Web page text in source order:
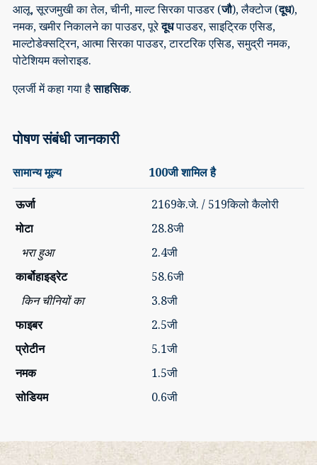
आलू, सूरजमुखी का तेल, चीनी, माल्ट सिरका पाउडर (जौ), लैक्टोज (दूध),
नमक, खमीर निकालने का पाउडर, पूरेदूधपाउडर, साइट्रिक एसिड,
माल्टोडेक्सट्रिन, आत्मा सिरका पाउडर, टारटरिक एसिड, समुद्री नमक,
पोटेशियम क्लोराइड.
एलर्जी में कहा गया हैसाहसिक.
पोषण संबंधी जानकारी
सामान्य मूल्य 100जी शामिल है
ऊर्जा
2169के.जे. / 519किलो कैलोरी
मोटा
28.8जी
भरा हुआ
2.4जी
कार्बोहाइड्रेट
58.6जी
किन चीनियों का
3.8जी
फाइबर
2.5जी
प्रोटीन
5.1जी
नमक
1.5जी
सोडियम
0.6जी